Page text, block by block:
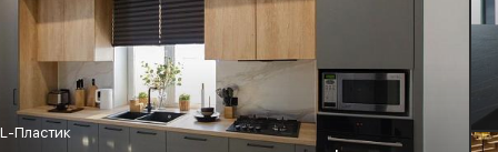
Пластик